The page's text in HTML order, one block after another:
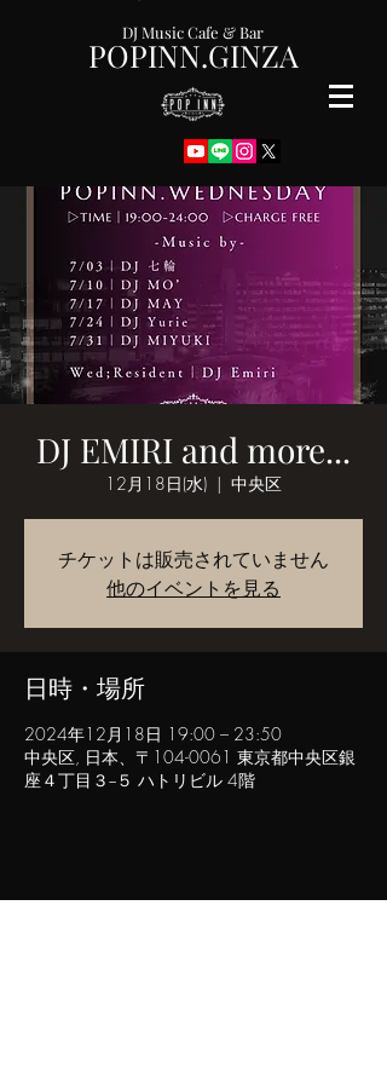
POPINN.GINZA
DJ Music Cafe & Bar
DJ EMIRI and more...
12月18日(水)
  |
中央区
チケットは販売されていません
他のイベントを見る
日時・場所
2024年12月18日 19:00 – 23:50
中央区, 日本、〒104-0061 東京都中央区銀
座４丁目３−５ ハトリビル 4階